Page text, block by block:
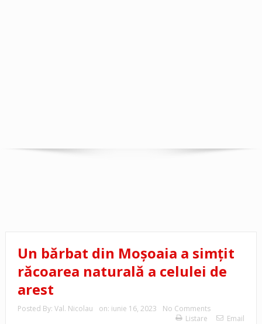
Un bărbat din Moşoaia a simţit
răcoarea naturală a celulei de
arest
Posted By: Val. Nicolau on: iunie 16, 2023
No Comments
Listare
Email